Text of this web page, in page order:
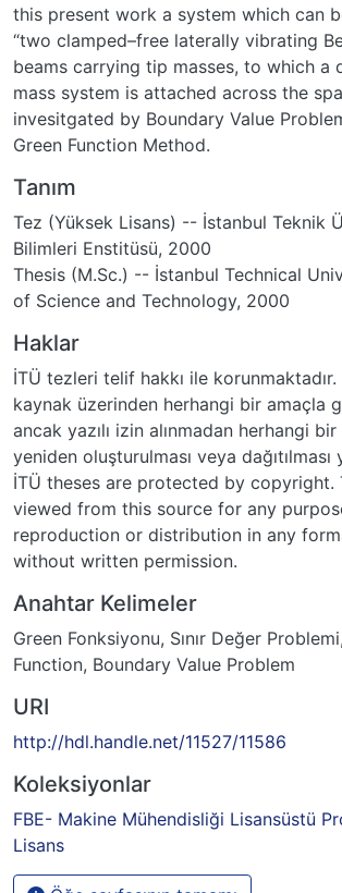
this present work a system which can
“two clamped–free laterally vibrating
beams carrying tip masses, to which a
mass system is attached across the
invesitgated by Boundary Value
Green Function Method.
Tanım
Tez (Yüksek Lisans) -- İstanbul Teknik
Bilimleri Enstitüsü, 2000
Thesis (M.Sc.) -- İstanbul Technical
of Science and Technology, 2000
Haklar
İTÜ tezleri telif hakkı ile korunmaktadır.
kaynak üzerinden herhangi bir amaçla
ancak yazılı izin alınmadan herhangi
yeniden oluşturulması veya dağıtılması
İTÜ theses are protected by copyright.
viewed from this source for any
reproduction or distribution in any
without written permission.
Anahtar Kelimeler
Green Fonksiyonu, Sınır Değer Problemi,
Function, Boundary Value Problem
URI
http://hdl.handle.net/11527/11586
Koleksiyonlar
FBE- Makine Mühendisliği Lisansüstü
Lisans